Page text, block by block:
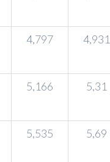
4,797 4,931
5,166 5,31
5,535 5,69